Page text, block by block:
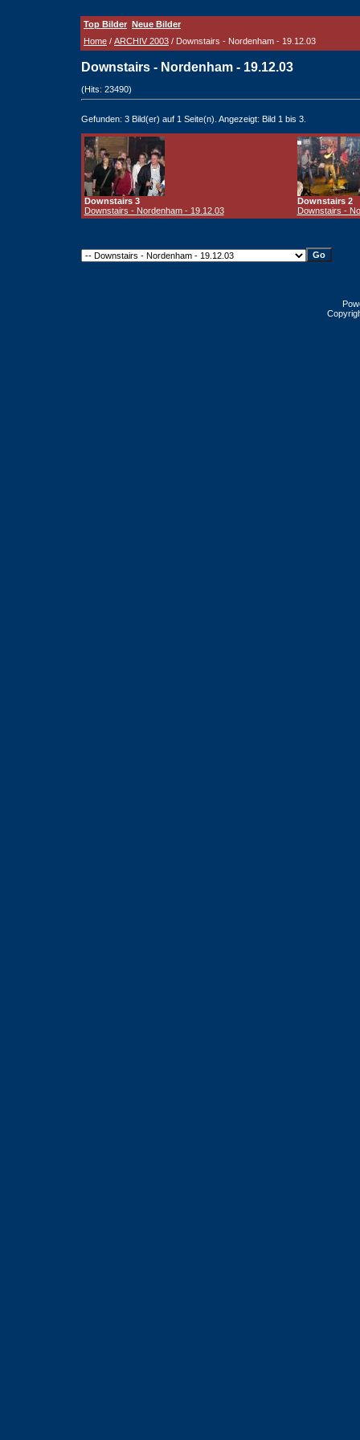
Top Bilder Neue Bilder
Home / ARCHIV 2003 / Downstairs - Nordenham - 19.12.03
Downstairs - Nordenham - 19.12.03
(Hits: 23490)
Gefunden: 3 Bild(er) auf 1 Seite(n). Angezeigt: Bild 1 bis 3.
Downstairs 3
Downstairs - Nordenham - 19.12.03
Downstairs 2
Downstairs -